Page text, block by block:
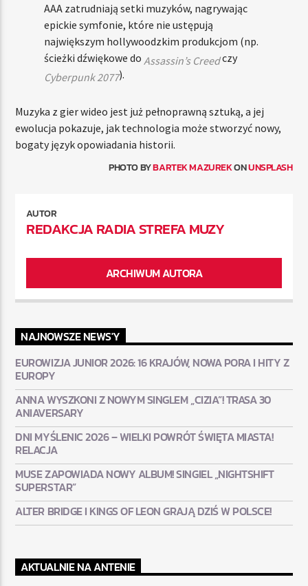
AAA zatrudniają setki muzyków, nagrywając
epickie symfonie, które nie ustępują
największym hollywoodzkim produkcjom (np.
ścieżki dźwiękowe do Assassin’s Creedczy
Cyberpunk 2077).
Muzyka z gier wideo jest już pełnoprawną sztuką, a jej
ewolucja pokazuje, jak technologia może stworzyć nowy,
bogaty język opowiadania historii.
PHOTO BYBARTEK MAZUREKONUNSPLASH
AUTOR
REDAKCJA RADIA STREFA MUZY
ARCHIWUM AUTORA
NAJNOWSZE NEWS'Y
EUROWIZJA JUNIOR 2026: 16 KRAJÓW, NOWA PORA I HITY Z
EUROPY
ANNA WYSZKONI Z NOWYM SINGLEM „CIZIA”! TRASA 30
ANIAVERSARY
DNI MYŚLENIC 2026 – WIELKI POWRÓT ŚWIĘTA MIASTA!
RELACJA
MUSE ZAPOWIADA NOWY ALBUM! SINGIEL „NIGHTSHIFT
SUPERSTAR”
ALTER BRIDGE I KINGS OF LEON GRAJĄ DZIŚ W POLSCE!
AKTUALNIE NA ANTENIE